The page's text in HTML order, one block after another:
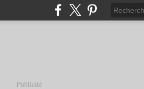
Publicité